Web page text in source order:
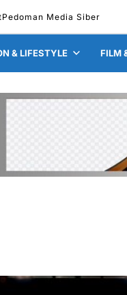
Pedoman Media Siber
& LIFESTYLE FILM